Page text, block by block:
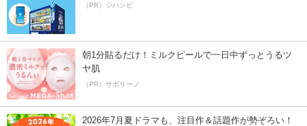
（PR）ジハンピ
朝1分貼るだけ！ミルクピールで一日中ずっとうるツ
ヤ肌
（PR）サボリーノ
2026年7月夏ドラマも、注目作＆話題作が勢ぞろい！